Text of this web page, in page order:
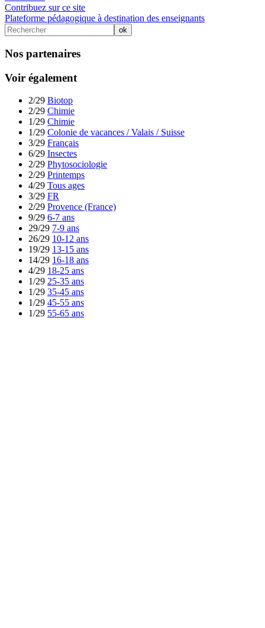
Contribuez sur ce site
Plateforme pédagogique à destination des enseignants
Nos partenaires
Voir également
2/29 Biotop
2/29 Chimie
1/29 Chimie
1/29 Colonie de vacances / Valais / Suisse
3/29 Français
6/29 Insectes
2/29 Phytosociologie
2/29 Printemps
4/29 Tous ages
3/29 FR
2/29 Provence (France)
9/29 6-7 ans
29/29 7-9 ans
26/29 10-12 ans
19/29 13-15 ans
14/29 16-18 ans
4/29 18-25 ans
1/29 25-35 ans
1/29 35-45 ans
1/29 45-55 ans
1/29 55-65 ans